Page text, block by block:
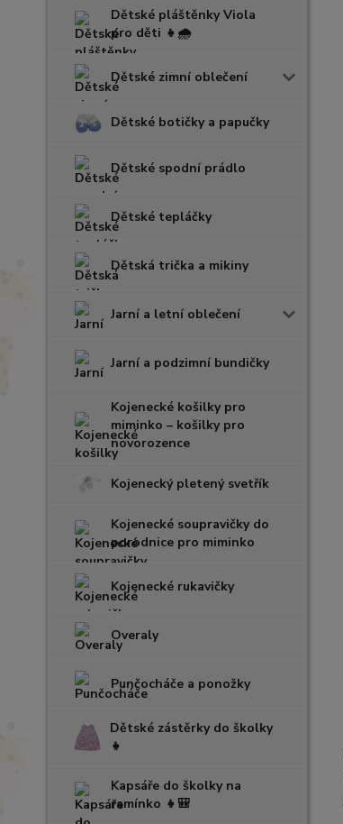
Dětské pláštěnky Viola
pro děti 👧🌧️
Dětské zimní oblečení
Dětské botičky a papučky
Dětské spodní prádlo
Dětské tepláčky
Dětská trička a mikiny
Jarní a letní oblečení
Jarní a podzimní bundičky
Kojenecké košilky pro
miminko – košilky pro
novorozence
Kojenecký pletený svetřík
Kojenecké soupravičky do
porodnice pro miminko
Kojenecké rukavičky
Overaly
Punčocháče a ponožky
Dětské zástěrky do školky
👧
Kapsáře do školky na
ramínko 👧🎒